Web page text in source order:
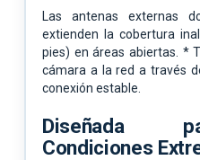
Las antenas externas
extienden la cobertura
pies) en áreas abiertas. *
cámara a la red a través
conexión estable.
Diseñada
Condiciones